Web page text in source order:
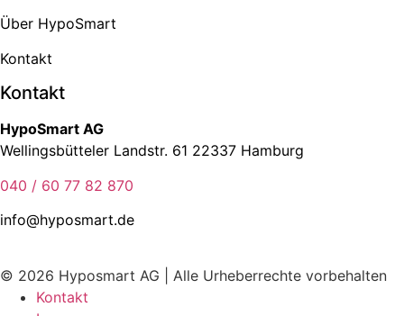
Über HypoSmart
Kontakt
Kontakt
HypoSmart AG
Wellingsbütteler Landstr. 61 22337 Hamburg
040 / 60 77 82 870
info@hyposmart.de
© 2026 Hyposmart AG | Alle Urheberrechte vorbehalten
Kontakt